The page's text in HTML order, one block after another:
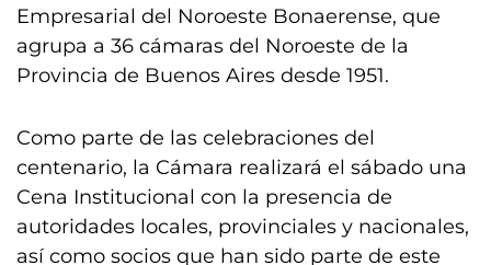
Empresarial del Noroeste Bonaerense, que
agrupa a 36 cámaras del Noroeste de la
Provincia de Buenos Aires desde 1951.
Como parte de las celebraciones del
centenario, la Cámara realizará el sábado una
Cena Institucional con la presencia de
autoridades locales, provinciales y nacionales,
así como socios que han sido parte de este